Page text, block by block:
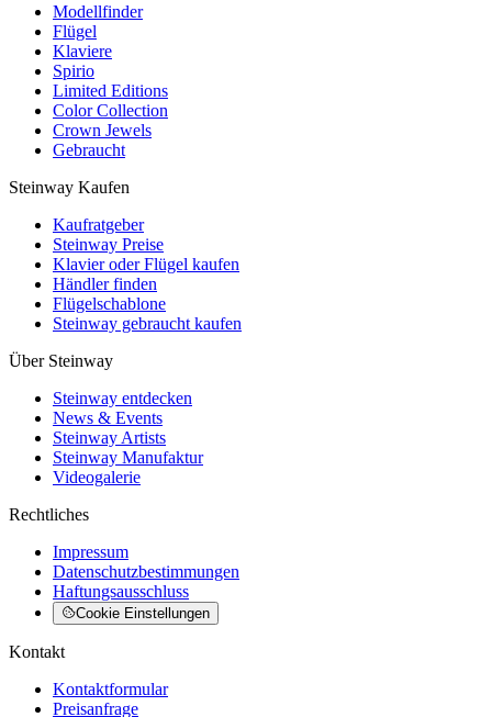
Modellfinder
Flügel
Klaviere
Spirio
Limited Editions
Color Collection
Crown Jewels
Gebraucht
Steinway Kaufen
Kaufratgeber
Steinway Preise
Klavier oder Flügel kaufen
Händler finden
Flügelschablone
Steinway gebraucht kaufen
Über Steinway
Steinway entdecken
News & Events
Steinway Artists
Steinway Manufaktur
Videogalerie
Rechtliches
Impressum
Datenschutzbestimmungen
Haftungsausschluss
Cookie Einstellungen
Kontakt
Kontaktformular
Preisanfrage